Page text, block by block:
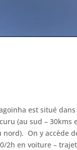
est situé dans
(au sud – 30kms
nord). On y accède
2h en voiture –